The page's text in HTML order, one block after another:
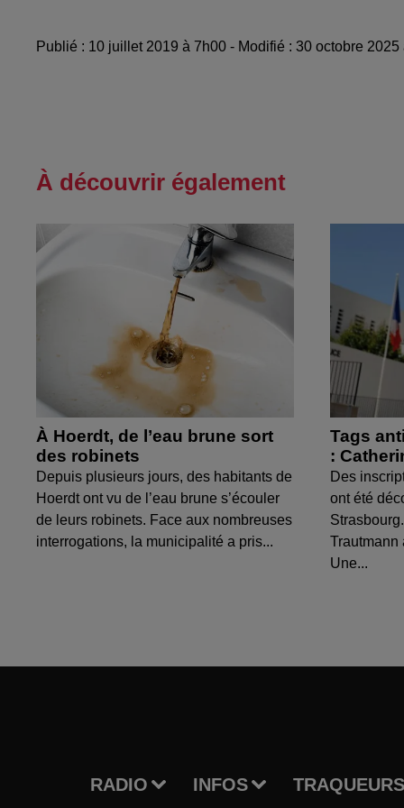
Publié : 10 juillet 2019 à 7h00 - Modifié : 30 octobre
À découvrir également
À Hoerdt, de l’eau brune sort
des robinets
Depuis plusieurs jours, des habitants de
Hoerdt ont vu de l’eau brune s’écouler
de leurs robinets. Face aux nombreuses
interrogations, la municipalité a pris...
Tags
:
Des
ont été
Trautmann
Une...
RADIO INFOS